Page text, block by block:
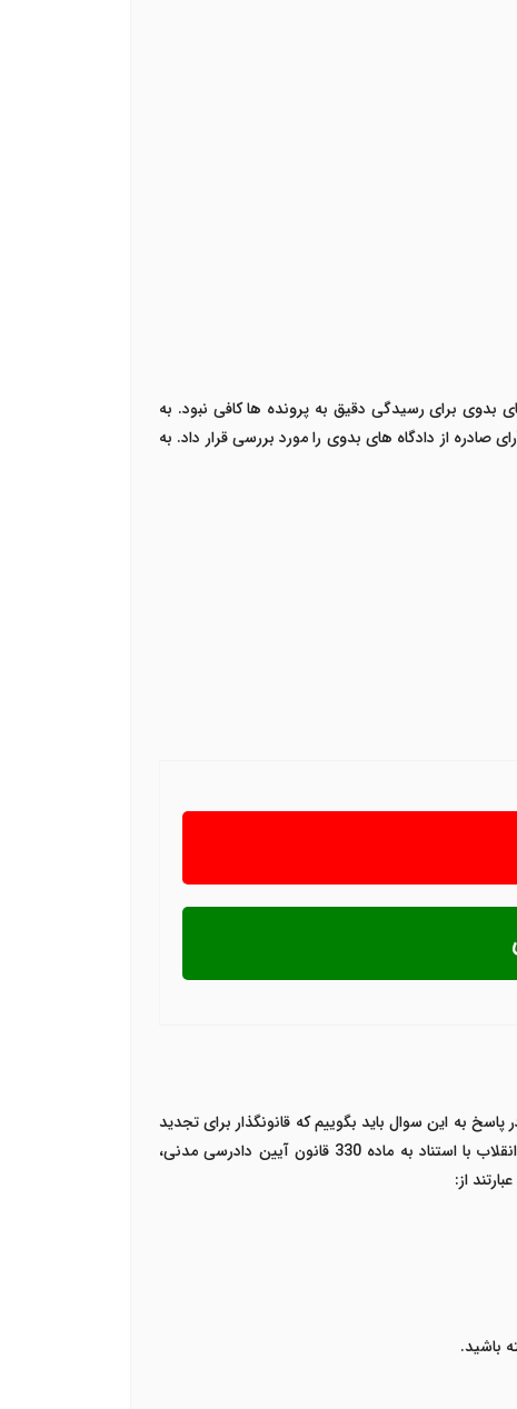
بدوی برای رسیدگی دقیق به پرونده ها کافی نبود. به
صادره از دادگاه های بدوی را مورد بررسی قرار داد. به
به این سوال باید بگوییم که قانونگذار برای تجدید
نظر خواهی در ماده 331 قانون آیین دادرسی مدنی این موارد را تعیین کرده است. به طور کلی، آرای صادره از دادگاه عمومی و انقلاب با استناد به ماده 330 قانون آیین دادرسی مدنی،
باشید.